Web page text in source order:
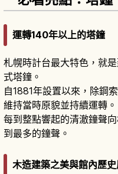
運轉140年以上的塔鐘
札幌時計台最大特色，就
式塔鐘。
自1881年設置以來，除鋼
維持當時原貌並持續運轉。
每到整點響起的清澈鐘聲
到最多的鐘聲。
木造建築之美與館內歷